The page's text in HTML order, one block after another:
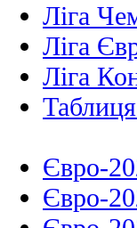
Ліга
Ліга
Ліга
Євро-
Євро-